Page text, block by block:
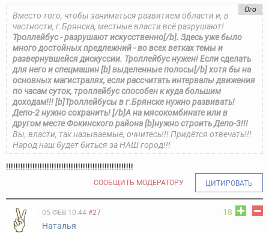
Ого
Вместо того, чтобы заниматься развитием области и, в
частности, г.Брянска, местные власти всё разрушают!
Троллейбус - разрушают искусственно[/b]. Здесь уже было
много достойных предлежний - во всех ветках темы и
развернувшейся дискуссии. Троллейбус нужен! Если сделать
для него и спецмашин [b] выделенные полосы[/b] хотя бы на
основных магистралях, если рассчитать интервалы движения
по часам суток, троллейбус способен к куда большим
доходам!!! [b]Троллейбусы в г.Брянске нужно развивать!
Депо-2 нужно сохранить! [/b]А на мясокомбинате или в
другом месте Фокинского района [b]нужно строить Депо-3!!!
Вы, власти, так называемые, очнитесь!!! Придётся отвечать!!!
Народ наш будет биться за НАШ город!!!
!!!!!!!!!!!!!!!!!!!!!!!!!!!!!!!!!!!!!!!!!!!!!!!!!!!!!
СООБЩИТЬ МОДЕРАТОРУ ЦИТИРОВАТЬ
18
05 ФЕВ 10:44 #27
Наталья